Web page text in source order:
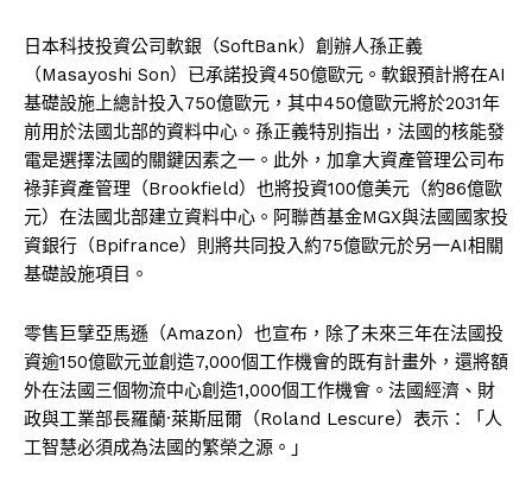
日本科技投資公司軟銀（SoftBank）創辦人孫正義
（Masayoshi Son）已承諾投資450億歐元。軟銀預計將在AI
基礎設施上總計投入750億歐元，其中450億歐元將於2031年
前用於法國北部的資料中心。孫正義特別指出，法國的核能發
電是選擇法國的關鍵因素之一。此外，加拿大資產管理公司布
祿菲資產管理（Brookfield）也將投資100億美元（約86億歐
元）在法國北部建立資料中心。阿聯酋基金MGX與法國國家投
資銀行（Bpifrance）則將共同投入約75億歐元於另一AI相關
基礎設施項目。
零售巨擘亞馬遜（Amazon）也宣布，除了未來三年在法國投
資逾150億歐元並創造7,000個工作機會的既有計畫外，還將額
外在法國三個物流中心創造1,000個工作機會。法國經濟、財
政與工業部長羅蘭·萊斯屈爾（Roland Lescure）表示：「人
工智慧必須成為法國的繁榮之源。」